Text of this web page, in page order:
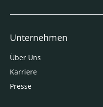
Unternehmen
Über Uns
Karriere
Presse